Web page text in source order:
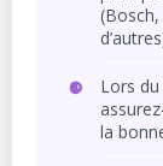
Lors
la